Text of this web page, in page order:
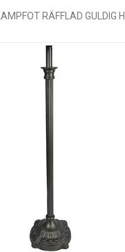
LAMPFOT RÄFFLAD GULDIG